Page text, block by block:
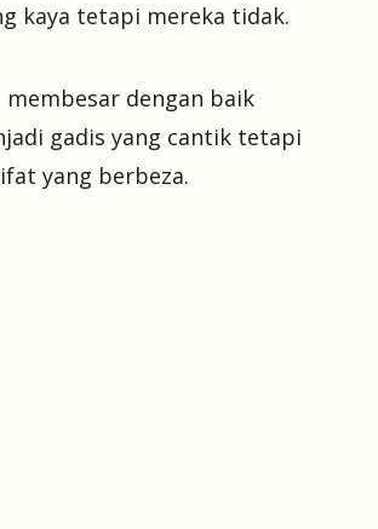
kaya tetapi mereka tidak.
dengan baik
gadis yang cantik tetapi
yang berbeza.